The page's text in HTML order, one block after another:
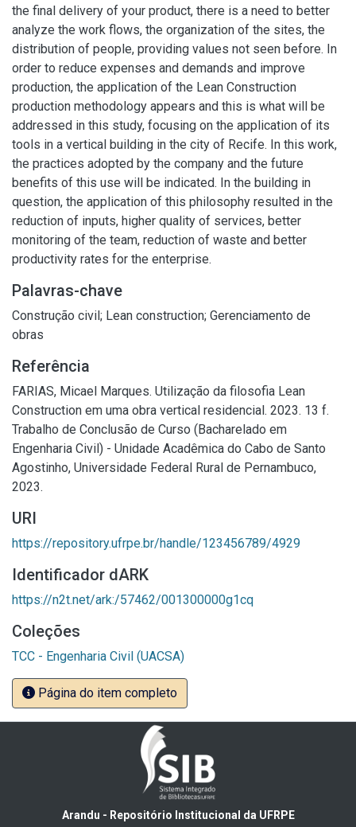
the final delivery of your product, there is a need to better
analyze the work flows, the organization of the sites, the
distribution of people, providing values not seen before. In
order to reduce expenses and demands and improve
production, the application of the Lean Construction
production methodology appears and this is what will be
addressed in this study, focusing on the application of its
tools in a vertical building in the city of Recife. In this work,
the practices adopted by the company and the future
benefits of this use will be indicated. In the building in
question, the application of this philosophy resulted in the
reduction of inputs, higher quality of services, better
monitoring of the team, reduction of waste and better
productivity rates for the enterprise.
Palavras-chave
Construção civil; Lean construction; Gerenciamento de
obras
Referência
FARIAS, Micael Marques. Utilização da filosofia Lean
Construction em uma obra vertical residencial. 2023. 13 f.
Trabalho de Conclusão de Curso (Bacharelado em
Engenharia Civil) - Unidade Acadêmica do Cabo de Santo
Agostinho, Universidade Federal Rural de Pernambuco,
2023.
URI
https://repository.ufrpe.br/handle/123456789/4929
Identificador dARK
https://n2t.net/ark:/57462/001300000g1cq
Coleções
TCC - Engenharia Civil (UACSA)
Página do item completo
Arandu - Repositório Institucional da UFRPE